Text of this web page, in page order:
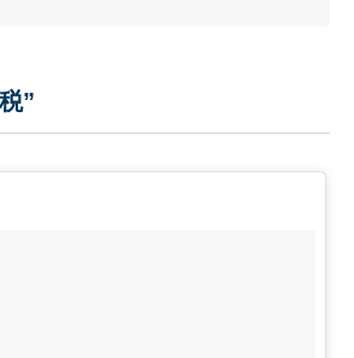
”